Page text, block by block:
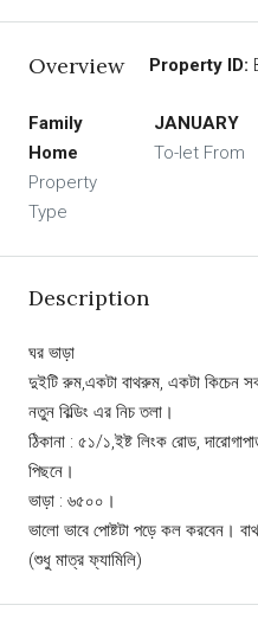
Overview Property ID:
Family
Home
Property
Type
JANUARY
To-let From
Description
ঘর ভাড়া
দুইটি রুম,একটা বাথরুম, একটা কিচেন
নতুন বিল্ডিং এর নিচ তলা।
ঠিকানা : ৫১/১,ইষ্ট লিংক রোড,
পিছনে।
ভাড়া : ৬৫০০।
ভালো ভাবে পোষ্টটা পড়ে কল করবেন।
(শুধু মাত্র ফ্যামিলি)